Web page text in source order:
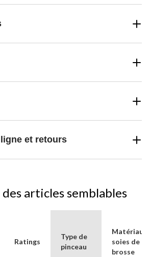
et retours
articles semblables
Ratings
Type de
pinceau
Matériau
soies de la
brosse